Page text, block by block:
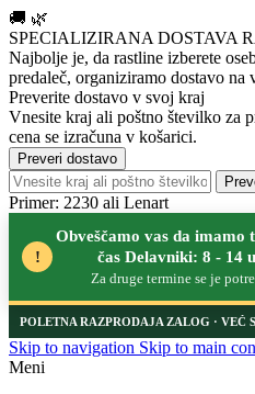
🚚 🌿
SPECIALIZIRANA DOSTAVA
Najbolje je, da rastline izberete
predaleč, organiziramo dostavo na
Preverite dostavo v svoj kraj
Vnesite kraj ali poštno številko za
cena se izračuna v košarici.
Preveri dostavo
Primer: 2230 ali Lenart
!
Obveščamo vas da imamo
čas Delavniki: 8 - 14
Za druge termine se je
POLETNA RAZPRODAJA ZALOG
Skip to navigation Skip to main
Meni